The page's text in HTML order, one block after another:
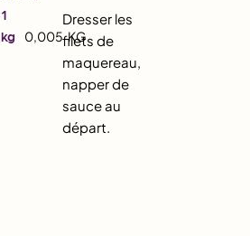
1
kg
0,005 KG
Dresser les
filets de
maquereau,
napper de
sauce au
départ.